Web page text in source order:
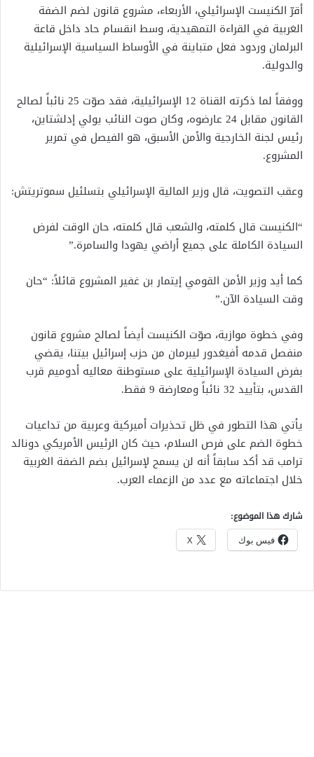
أقرّ الكنيست الإسرائيلي، الأربعاء، مشروع قانون لضم الضفة
الغربية في القراءة التمهيدية، وسط انقسام حاد داخل قاعة
البرلمان وردود فعل متباينة في الأوساط السياسية الإسرائيلية
والدولية.
ووفقاً لما ذكرته القناة 12 الإسرائيلية، فقد صوّت 25 نائباً لصالح
القانون مقابل 24 عارضوه، وكان صوت النائب يولي إدلشتاين،
رئيس لجنة الخارجية والأمن الأسبق، هو الفيصل في تمرير
المشروع.
وعقب التصويت، قال وزير المالية الإسرائيلي بتسلئيل سموتريتش:
“الكنيست قال كلمته، والشعب قال كلمته، حان الوقت لفرض
السيادة الكاملة على جميع أراضي يهودا والسامرة.”
كما أيد وزير الأمن القومي إيتمار بن غفير المشروع قائلاً: “حان
وقت السيادة الآن.”
وفي خطوة موازية، صوّت الكنيست أيضاً لصالح مشروع قانون
منفصل قدمه أفيغدور ليبرمان من حزب إسرائيل بيتنا، يقضي
بفرض السيادة الإسرائيلية على مستوطنة معاليه أدوميم قرب
القدس، بتأييد 32 نائباً ومعارضة 9 فقط.
يأتي هذا التطور في ظل تحذيرات أميركية وعربية من تداعيات
خطوة الضم على فرص السلام، حيث كان الرئيس الأمريكي دونالد
ترامب قد أكد سابقاً أنه لن يسمح لإسرائيل بضم الضفة الغربية
خلال اجتماعاته مع عدد من الزعماء العرب.
شارك هذا الموضوع:
فيس بوك X